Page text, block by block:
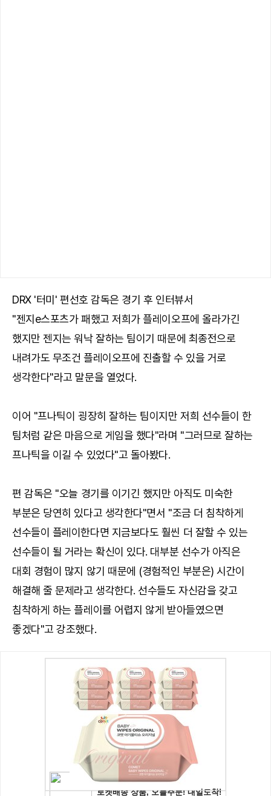
DRX '터미' 편선호 감독은 경기 후 인터뷰서
"젠지e스포츠가 패했고 저희가 플레이오프에 올라가긴
했지만 젠지는 워낙 잘하는 팀이기 때문에 최종전으로
내려가도 무조건 플레이오프에 진출할 수 있을 거로
생각한다"라고 말문을 열었다.
이어 "프나틱이 굉장히 잘하는 팀이지만 저희 선수들이 한
팀처럼 같은 마음으로 게임을 했다"라며 "그러므로 잘하는
프나틱을 이길 수 있었다"고 돌아봤다.
편 감독은 "오늘 경기를 이기긴 했지만 아직도 미숙한
부분은 당연히 있다고 생각한다"면서 "조금 더 침착하게
선수들이 플레이한다면 지금보다도 훨씬 더 잘할 수 있는
선수들이 될 거라는 확신이 있다. 대부분 선수가 아직은
대회 경험이 많지 않기 때문에 (경험적인 부분은) 시간이
해결해 줄 문제라고 생각한다. 선수들도 자신감을 갖고
침착하게 하는 플레이를 어렵지 않게 받아들였으면
좋겠다"고 강조했다.